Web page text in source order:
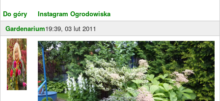
Do góry
Instagram Ogrodowiska
Gardenarium19:39, 03 lut 2011